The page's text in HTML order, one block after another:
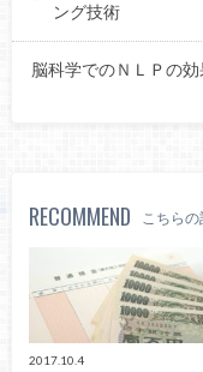
ング技術
脳科学でのＮＬＰの
RECOMMEND こちらの
2017.10.4